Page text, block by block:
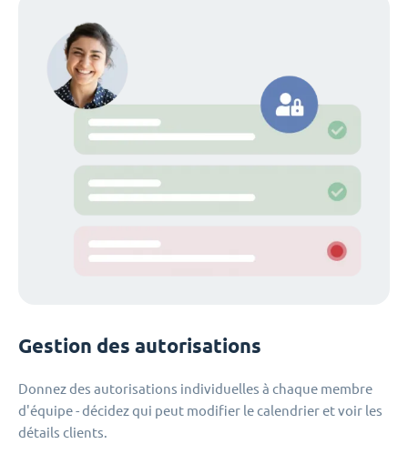
Gestion des autorisations
Donnez des autorisations individuelles à chaque membre
d'équipe - décidez qui peut modifier le calendrier et voir les
détails clients.